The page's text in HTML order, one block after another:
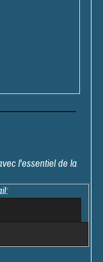
l'essentiel de la